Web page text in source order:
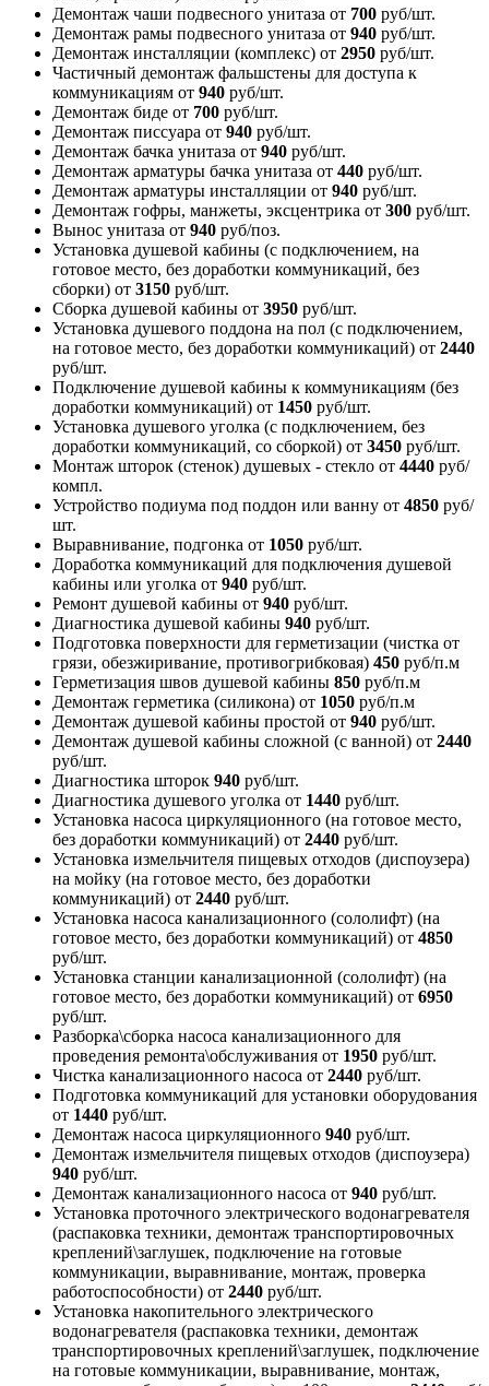
Демонтаж чаши подвесного унитаза от 700 руб/шт.
Демонтаж рамы подвесного унитаза от 940 руб/шт.
Демонтаж инсталляции (комплекс) от 2950 руб/шт.
Частичный демонтаж фальшстены для доступа к
коммуникациям от 940 руб/шт.
Демонтаж биде от 700 руб/шт.
Демонтаж писсуара от 940 руб/шт.
Демонтаж бачка унитаза от 940 руб/шт.
Демонтаж арматуры бачка унитаза от 440 руб/шт.
Демонтаж арматуры инсталляции от 940 руб/шт.
Демонтаж гофры, манжеты, эксцентрика от 300 руб/шт.
Вынос унитаза от 940 руб/поз.
Установка душевой кабины (с подключением, на
готовое место, без доработки коммуникаций, без
сборки) от 3150 руб/шт.
Сборка душевой кабины от 3950 руб/шт.
Установка душевого поддона на пол (с подключением,
на готовое место, без доработки коммуникаций) от 2440
руб/шт.
Подключение душевой кабины к коммуникациям (без
доработки коммуникаций) от 1450 руб/шт.
Установка душевого уголка (с подключением, без
доработки коммуникаций, со сборкой) от 3450 руб/шт.
Монтаж шторок (стенок) душевых - стекло от 4440 руб/
компл.
Устройство подиума под поддон или ванну от 4850 руб/
шт.
Выравнивание, подгонка от 1050 руб/шт.
Доработка коммуникаций для подключения душевой
кабины или уголка от 940 руб/шт.
Ремонт душевой кабины от 940 руб/шт.
Диагностика душевой кабины 940 руб/шт.
Подготовка поверхности для герметизации (чистка от
грязи, обезжиривание, противогрибковая) 450 руб/п.м
Герметизация швов душевой кабины 850 руб/п.м
Демонтаж герметика (силикона) от 1050 руб/п.м
Демонтаж душевой кабины простой от 940 руб/шт.
Демонтаж душевой кабины сложной (с ванной) от 2440
руб/шт.
Диагностика шторок 940 руб/шт.
Диагностика душевого уголка от 1440 руб/шт.
Установка насоса циркуляционного (на готовое место,
без доработки коммуникаций) от 2440 руб/шт.
Установка измельчителя пищевых отходов (диспоузера)
на мойку (на готовое место, без доработки
коммуникаций) от 2440 руб/шт.
Установка насоса канализационного (сололифт) (на
готовое место, без доработки коммуникаций) от 4850
руб/шт.
Установка станции канализационной (сололифт) (на
готовое место, без доработки коммуникаций) от 6950
руб/шт.
Разборка\сборка насоса канализационного для
проведения ремонта\обслуживания от 1950 руб/шт.
Чистка канализационного насоса от 2440 руб/шт.
Подготовка коммуникаций для установки оборудования
от 1440 руб/шт.
Демонтаж насоса циркуляционного 940 руб/шт.
Демонтаж измельчителя пищевых отходов (диспоузера)
940 руб/шт.
Демонтаж канализационного насоса от 940 руб/шт.
Установка проточного электрического водонагревателя
(распаковка техники, демонтаж транспортировочных
креплений\заглушек, подключение на готовые
коммуникации, выравнивание, монтаж, проверка
работоспособности) от 2440 руб/шт.
Установка накопительного электрического
водонагревателя (распаковка техники, демонтаж
транспортировочных креплений\заглушек, подключение
на готовые коммуникации, выравнивание, монтаж,